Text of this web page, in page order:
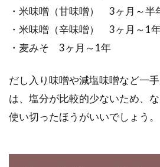
・米味噌（甘味噌） 3ヶ月～半
・米味噌（辛味噌） 3ヶ月～1
・麦みそ 3ヶ月～1年
だし入り味噌や減塩味噌など一
は、塩分が比較的少ないため、
使い切ったほうがいいでしょう。